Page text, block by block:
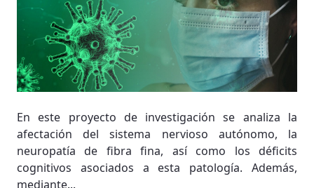
En este proyecto de investigación se analiza la
afectación del sistema nervioso autónomo, la
neuropatía de fibra fina, así como los déficits
cognitivos asociados a esta patología. Además,
mediante...